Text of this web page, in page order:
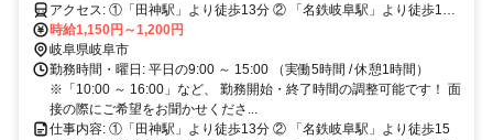
アクセス: ①「田神駅」より徒歩13分 ② 「名鉄岐阜駅」より徒歩15
分 ◎自転車通勤OK
時給1,150円～1,200円
岐阜県岐阜市
勤務時間・曜日: 平日の9:00 ～ 15:00 （実働5時間 / 休憩1時間）
※「10:00 ～ 16:00」など、 勤務開始・終了時間の調整可能です！ 面
接の際にご希望をお聞かせくださ...
仕事内容: ①「田神駅」より徒歩13分 ② 「名鉄岐阜駅」より徒歩15